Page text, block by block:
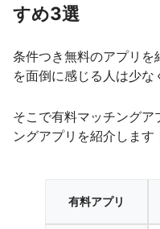
すめ3選
条件つき無料のアプリ
を面倒に感じる人は少な
そこで有料マッチング
ングアプリを紹介します
有料アプリ